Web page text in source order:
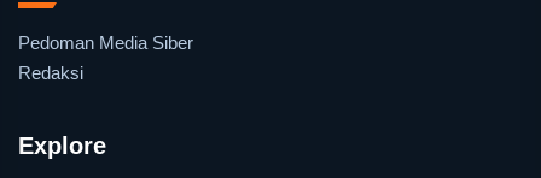
Pedoman Media Siber
Redaksi
Explore